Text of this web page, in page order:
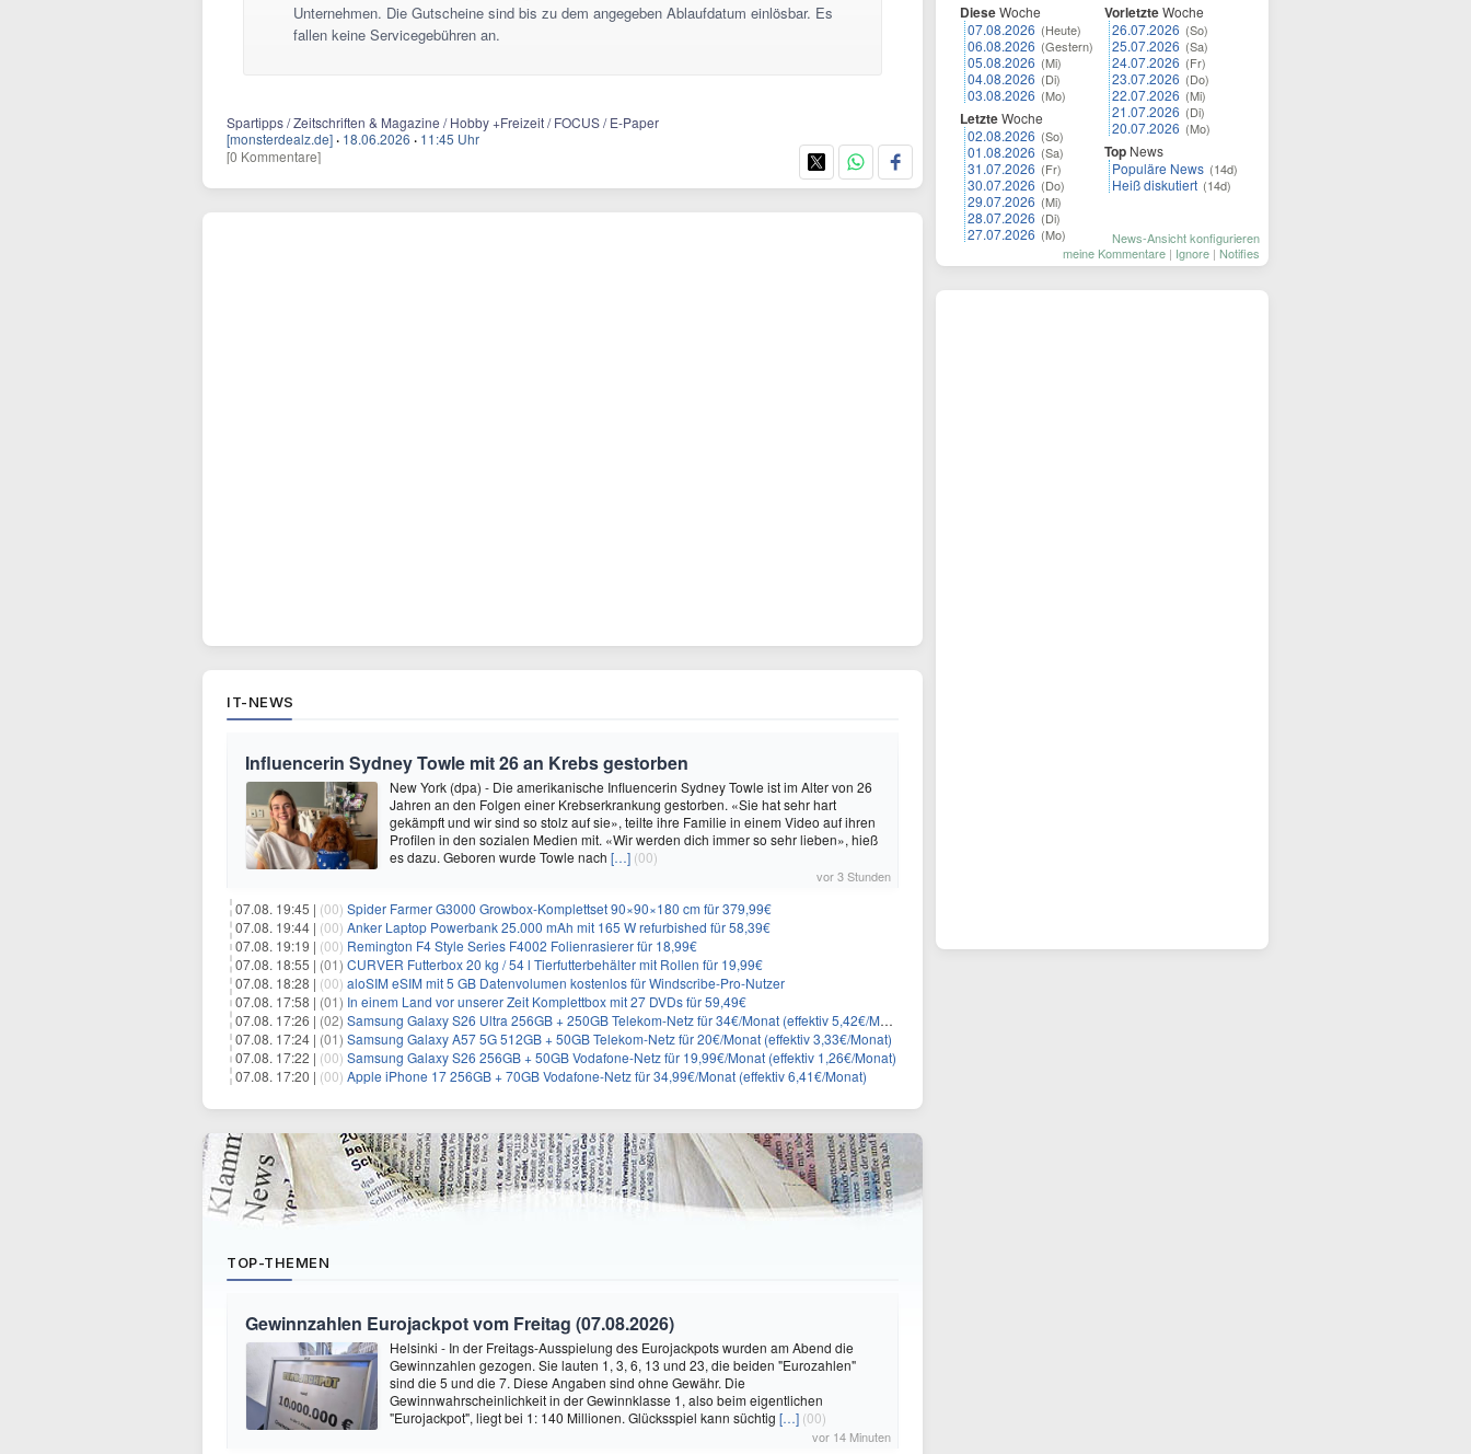
Unternehmen. Die Gutscheine sind bis zu dem angegeben Ablaufdatum einlösbar. Es
fallen keine Servicegebühren an.
Spartipps / Zeitschriften & Magazine / Hobby +Freizeit / FOCUS / E-Paper
[monsterdealz.de] · 18.06.2026 · 11:45 Uhr
[0 Kommentare]
IT-NEWS
Influencerin Sydney Towle mit 26 an Krebs gestorben
New York (dpa) - Die amerikanische Influencerin Sydney Towle ist im Alter von 26
Jahren an den Folgen einer Krebserkrankung gestorben. «Sie hat sehr hart
gekämpft und wir sind so stolz auf sie», teilte ihre Familie in einem Video auf ihren
Profilen in den sozialen Medien mit. «Wir werden dich immer so sehr lieben», hieß
es dazu. Geboren wurde Towle nach […] (00)
vor 3 Stunden
07.08. 19:45 | (00) Spider Farmer G3000 Growbox-Komplettset 90×90×180 cm für 379,99€
07.08. 19:44 | (00) Anker Laptop Powerbank 25.000 mAh mit 165 W refurbished für 58,39€
07.08. 19:19 | (00) Remington F4 Style Series F4002 Folienrasierer für 18,99€
07.08. 18:55 | (01) CURVER Futterbox 20 kg / 54 l Tierfutterbehälter mit Rollen für 19,99€
07.08. 18:28 | (00) aloSIM eSIM mit 5 GB Datenvolumen kostenlos für Windscribe-Pro-Nutzer
07.08. 17:58 | (01) In einem Land vor unserer Zeit Komplettbox mit 27 DVDs für 59,49€
07.08. 17:26 | (02) Samsung Galaxy S26 Ultra 256GB + 250GB Telekom-Netz für 34€/Monat (effektiv 5,42€/Monat)
07.08. 17:24 | (01) Samsung Galaxy A57 5G 512GB + 50GB Telekom-Netz für 20€/Monat (effektiv 3,33€/Monat)
07.08. 17:22 | (00) Samsung Galaxy S26 256GB + 50GB Vodafone-Netz für 19,99€/Monat (effektiv 1,26€/Monat)
07.08. 17:20 | (00) Apple iPhone 17 256GB + 70GB Vodafone-Netz für 34,99€/Monat (effektiv 6,41€/Monat)
TOP-THEMEN
Gewinnzahlen Eurojackpot vom Freitag (07.08.2026)
Helsinki - In der Freitags-Ausspielung des Eurojackpots wurden am Abend die
Gewinnzahlen gezogen. Sie lauten 1, 3, 6, 13 und 23, die beiden "Eurozahlen"
sind die 5 und die 7. Diese Angaben sind ohne Gewähr. Die
Gewinnwahrscheinlichkeit in der Gewinnklasse 1, also beim eigentlichen
"Eurojackpot", liegt bei 1: 140 Millionen. Glücksspiel kann süchtig […] (00)
vor 14 Minuten
DieseWoche
07.08.2026 (Heute)
06.08.2026 (Gestern)
05.08.2026 (Mi)
04.08.2026 (Di)
03.08.2026 (Mo)
LetzteWoche
02.08.2026 (So)
01.08.2026 (Sa)
31.07.2026 (Fr)
30.07.2026 (Do)
29.07.2026 (Mi)
28.07.2026 (Di)
27.07.2026 (Mo)
VorletzteWoche
26.07.2026 (So)
25.07.2026 (Sa)
24.07.2026 (Fr)
23.07.2026 (Do)
22.07.2026 (Mi)
21.07.2026 (Di)
20.07.2026 (Mo)
Top News
Populäre News (14d)
Heiß diskutiert (14d)
News-Ansicht konfigurieren
meine Kommentare | Ignore | Notifies